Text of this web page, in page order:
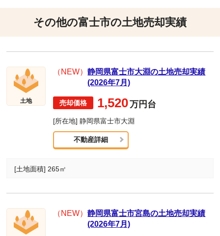
その他の富士市の土地売却実績
土地
（NEW）静岡県富士市大淵の土地売却実績
(2026年7月)
1,520万円台
[所在地] 静岡県富士市大淵
不動産詳細
[土地面積] 265㎡
（NEW）静岡県富士市宮島の土地売却実績
(2026年7月)